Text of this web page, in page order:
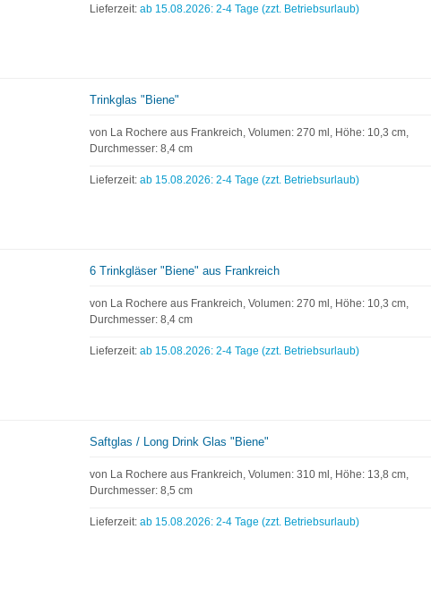
Lieferzeit:ab 15.08.2026: 2-4 Tage (zzt. Betriebsurlaub)
Trinkglas "Biene"
von La Rochere aus Frankreich, Volumen: 270 ml, Höhe: 10,3 cm,
Durchmesser: 8,4 cm
Lieferzeit:ab 15.08.2026: 2-4 Tage (zzt. Betriebsurlaub)
6 Trinkgläser "Biene" aus Frankreich
von La Rochere aus Frankreich, Volumen: 270 ml, Höhe: 10,3 cm,
Durchmesser: 8,4 cm
Lieferzeit:ab 15.08.2026: 2-4 Tage (zzt. Betriebsurlaub)
Saftglas / Long Drink Glas "Biene"
von La Rochere aus Frankreich, Volumen: 310 ml, Höhe: 13,8 cm,
Durchmesser: 8,5 cm
Lieferzeit:ab 15.08.2026: 2-4 Tage (zzt. Betriebsurlaub)